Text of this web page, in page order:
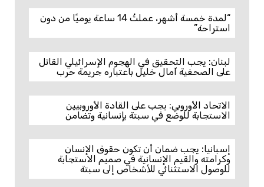
“لمدة خمسة أشهر، عملتُ 14 ساعة يوميًا من دون
استراحة”
لبنان: يجب التحقيق في الهجوم الإسرائيلي القاتل
على الصحفية آمال خليل باعتباره جريمة حرب
الاتحاد الأوروبي: يجب على القادة الأوروبيين
الاستجابة للوضع في سبتة بإنسانية وتضامن
إسبانيا: يجب ضمان أن تكون حقوق الإنسان
وكرامته والقيم الإنسانية في صميم الاستجابة
للوصول الاستثنائي للأشخاص إلى سبتة